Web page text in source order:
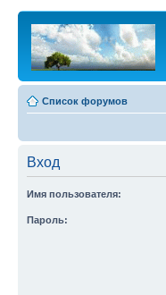
Список форумов
Вход
Имя пользователя:
Пароль: